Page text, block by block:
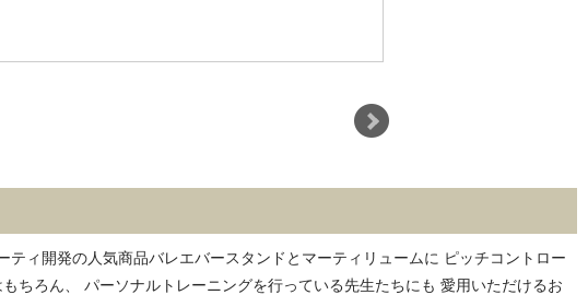
ィ開発の人気商品バレエバースタンドとマーティリュームに ピッチコントロー
ちろん、 パーソナルトレーニングを行っている先生たちにも 愛用いただけるお